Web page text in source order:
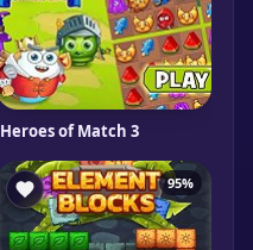
Heroes of Match 3
95%